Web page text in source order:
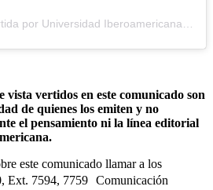
vista vertidos en este comunicado son
de quienes los emiten y no
el pensamiento ni la línea editorial
este comunicado llamar a los
Ext. 7594, 7759 Comunicación